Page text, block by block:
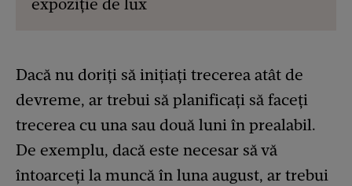
expoziție de lux
Dacă nu doriți să inițiați trecerea atât de
devreme, ar trebui să planificați să faceți
trecerea cu una sau două luni în prealabil.
De exemplu, dacă este necesar să vă
întoarceți la muncă în luna august, ar trebui